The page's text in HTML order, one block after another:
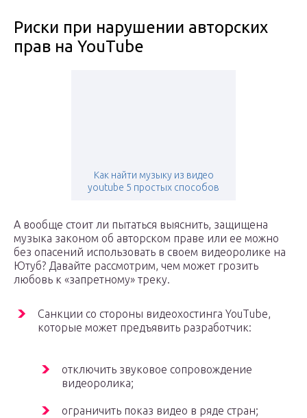
Риски при нарушении авторских
прав на YouTube
Как найти музыку из видео
youtube 5 простых способов
А вообще стоит ли пытаться выяснить, защищена
музыка законом об авторском праве или ее можно
без опасений использовать в своем видеоролике на
Ютуб? Давайте рассмотрим, чем может грозить
любовь к «запретному» треку.
Санкции со стороны видеохостинга YouTube,
которые может предъявить разработчик:
отключить звуковое сопровождение
видеоролика;
ограничить показ видео в ряде стран;